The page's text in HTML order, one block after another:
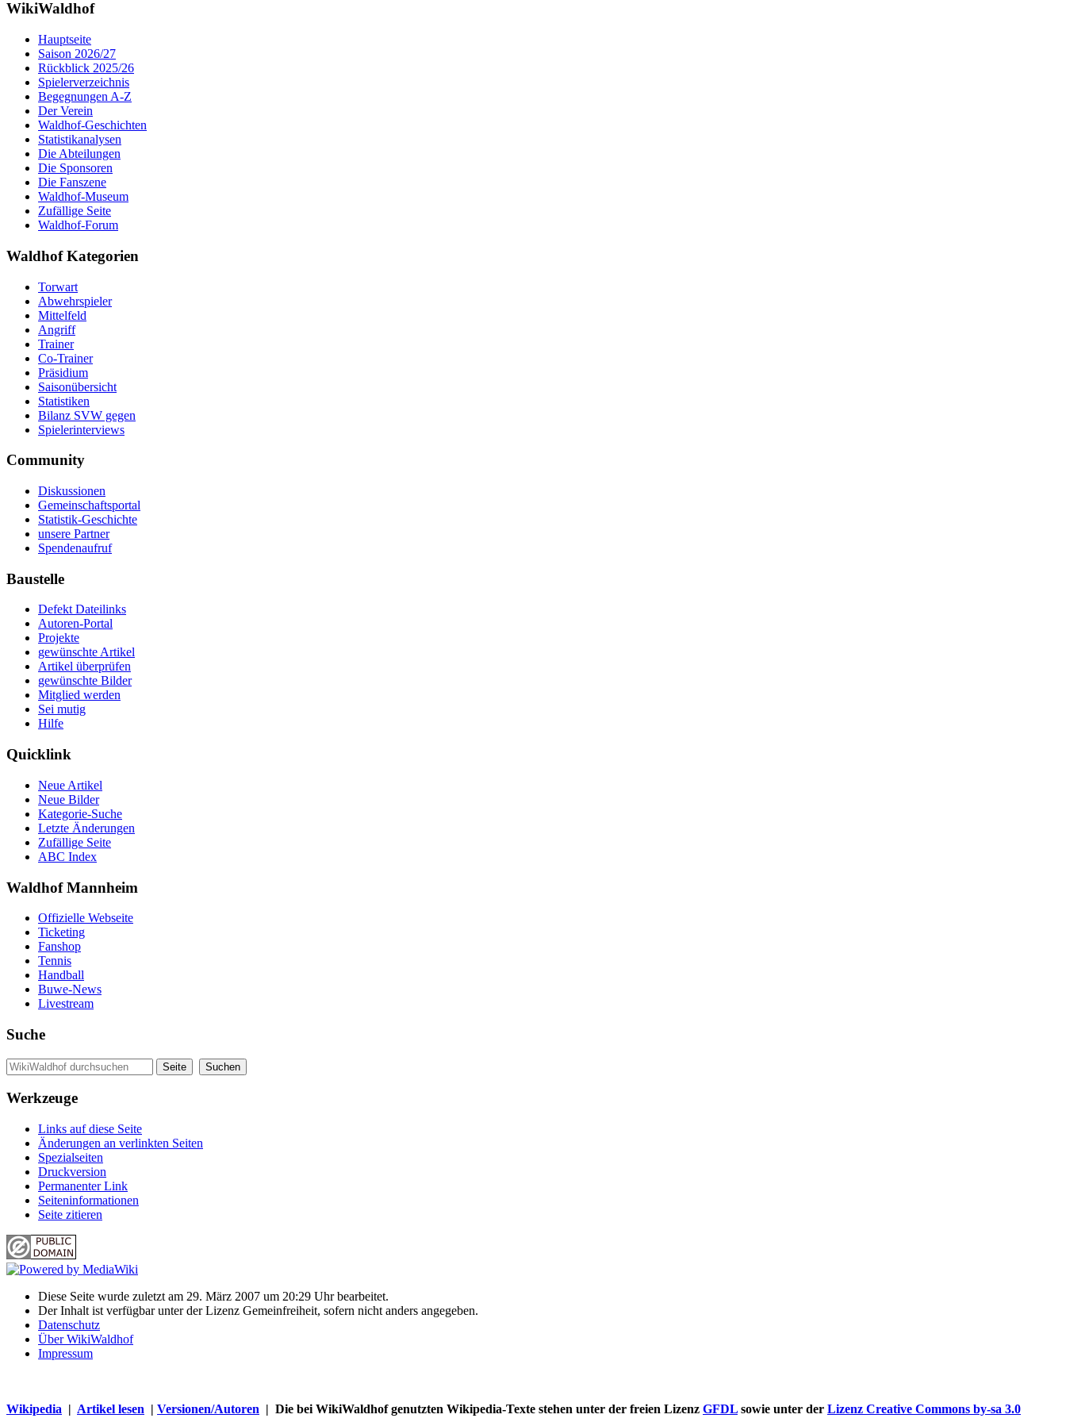
WikiWaldhof
Hauptseite
Saison 2026/27
Rückblick 2025/26
Spielerverzeichnis
Begegnungen A-Z
Der Verein
Waldhof-Geschichten
Statistikanalysen
Die Abteilungen
Die Sponsoren
Die Fanszene
Waldhof-Museum
Zufällige Seite
Waldhof-Forum
Waldhof Kategorien
Torwart
Abwehrspieler
Mittelfeld
Angriff
Trainer
Co-Trainer
Präsidium
Saisonübersicht
Statistiken
Bilanz SVW gegen
Spielerinterviews
Community
Diskussionen
Gemeinschaftsportal
Statistik-Geschichte
unsere Partner
Spendenaufruf
Baustelle
Defekt Dateilinks
Autoren-Portal
Projekte
gewünschte Artikel
Artikel überprüfen
gewünschte Bilder
Mitglied werden
Sei mutig
Hilfe
Quicklink
Neue Artikel
Neue Bilder
Kategorie-Suche
Letzte Änderungen
Zufällige Seite
ABC Index
Waldhof Mannheim
Offizielle Webseite
Ticketing
Fanshop
Tennis
Handball
Buwe-News
Livestream
Suche
Werkzeuge
Links auf diese Seite
Änderungen an verlinkten Seiten
Spezialseiten
Druckversion
Permanenter Link
Seiten­informationen
Seite zitieren
Diese Seite wurde zuletzt am 29. März 2007 um 20:29 Uhr bearbeitet.
Der Inhalt ist verfügbar unter der Lizenz Gemeinfreiheit, sofern nicht anders angegeben.
Datenschutz
Über WikiWaldhof
Impressum
Wikipedia | Artikel lesen | Versionen/Autoren | Die bei WikiWaldhof genutzten Wikipedia-Texte stehen unter der freien Lizenz GFDL sowie unter der Lizenz Creative Commons by-sa 3.0